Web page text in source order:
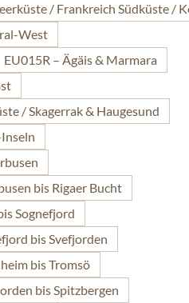
/ Frankreich Südküste /
West
EU015R – Ägäis & Marmara
/ Skagerrak & Haugesund
bis Rigaer Bucht
Sognefjord
bis Svefjorden
bis Tromsö
bis Spitzbergen